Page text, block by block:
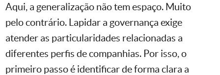
Aqui, a generalização não tem espaço. Muito
pelo contrário. Lapidar a governança exige
atender as particularidades relacionadas a
diferentes perfis de companhias. Por isso, o
primeiro passo é identificar de forma clara a